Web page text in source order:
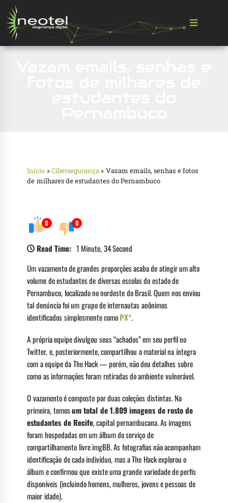
Início »Cibersegurança » Vazam emails, senhas e fotos
de milhares de estudantes do Pernambuco
0 0
Read Time: 1 Minute, 34 Second
Um vazamento de grandes proporções acaba de atingir um alto
volume de estudantes de diversas escolas do estado de
Pernambuco, localizado no nordeste do Brasil. Quem nos enviou
tal denúncia foi um grupo de internautas anônimos
identificados simplesmente comoPX*.
A própria equipe divulgou seus “achados” em seu perfil no
Twitter, e, posteriormente, compartilhou o material na íntegra
com a equipe da The Hack — porém, não deu detalhes sobre
como as informações foram retiradas do ambiente vulnerável.
O vazamento é composto por duas coleções distintas. Na
primeira, temosum total de 1.809 imagens de rosto de
estudantes de Recife, capital pernambucana. As imagens
foram hospedadas em um álbum do serviço de
compartilhamento livre imgBB. As fotografias não acompanham
identificação de cada indivíduo, mas a The Hack explorou o
álbum e confirmou que existe uma grande variedade de perfis
disponíveis (incluindo homens, mulheres, jovens e pessoas de
maior idade).